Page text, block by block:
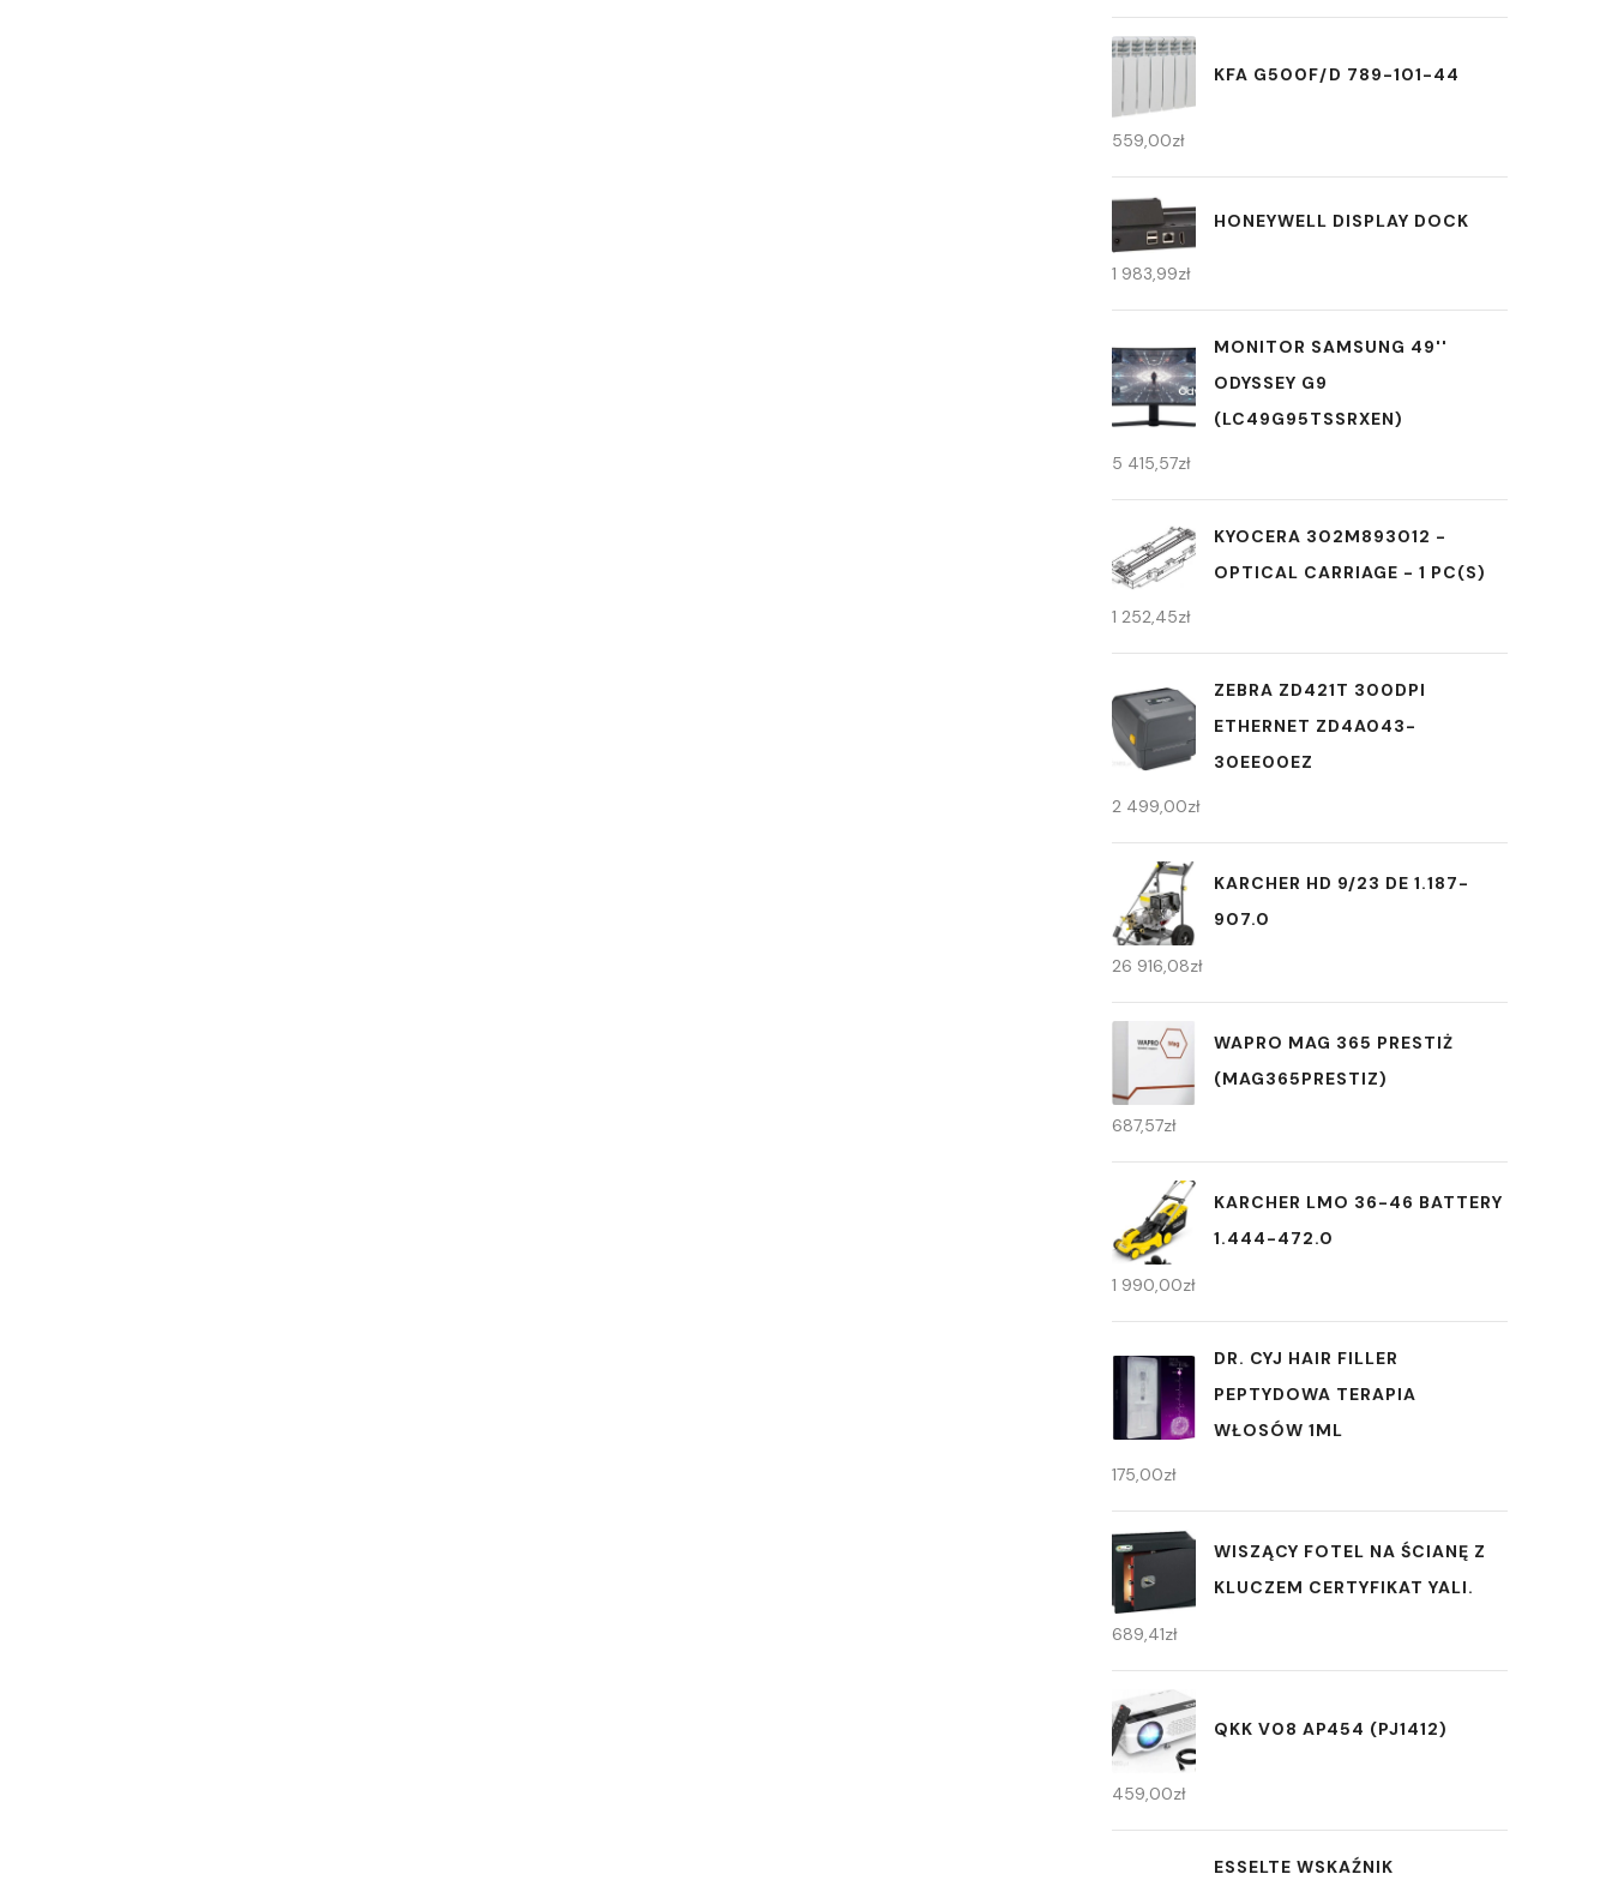
KFA G500F/D 789-101-44
559,00zł
HONEYWELL DISPLAY DOCK
1 983,99zł
MONITOR SAMSUNG 49''
ODYSSEY G9
(LC49G95TSSRXEN)
5 415,57zł
KYOCERA 302M893012 -
OPTICAL CARRIAGE - 1 PC(S)
1 252,45zł
ZEBRA ZD421T 300DPI
ETHERNET ZD4A043-
30EE00EZ
2 499,00zł
KARCHER HD 9/23 DE 1.187-
907.0
26 916,08zł
WAPRO MAG 365 PRESTIŻ
(MAG365PRESTIZ)
687,57zł
KARCHER LMO 36-46 BATTERY
1.444-472.0
1 990,00zł
DR. CYJ HAIR FILLER
PEPTYDOWA TERAPIA
WŁOSÓW 1ML
175,00zł
WISZĄCY FOTEL NA ŚCIANĘ Z
KLUCZEM CERTYFIKAT YALI.
689,41zł
QKK V08 AP454 (PJ1412)
459,00zł
ESSELTE WSKAŹNIK